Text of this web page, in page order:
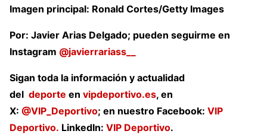
Imagen principal: Ronald Cortes/Getty Images
Por: Javier Arias Delgado; pueden seguirme en
Instagram @javierrariass__
Sigan toda la información y actualidad
del deporte en vipdeportivo.es, en
X: @VIP_Deportivo; en nuestro Facebook: VIP
Deportivo. LinkedIn: VIP Deportivo.